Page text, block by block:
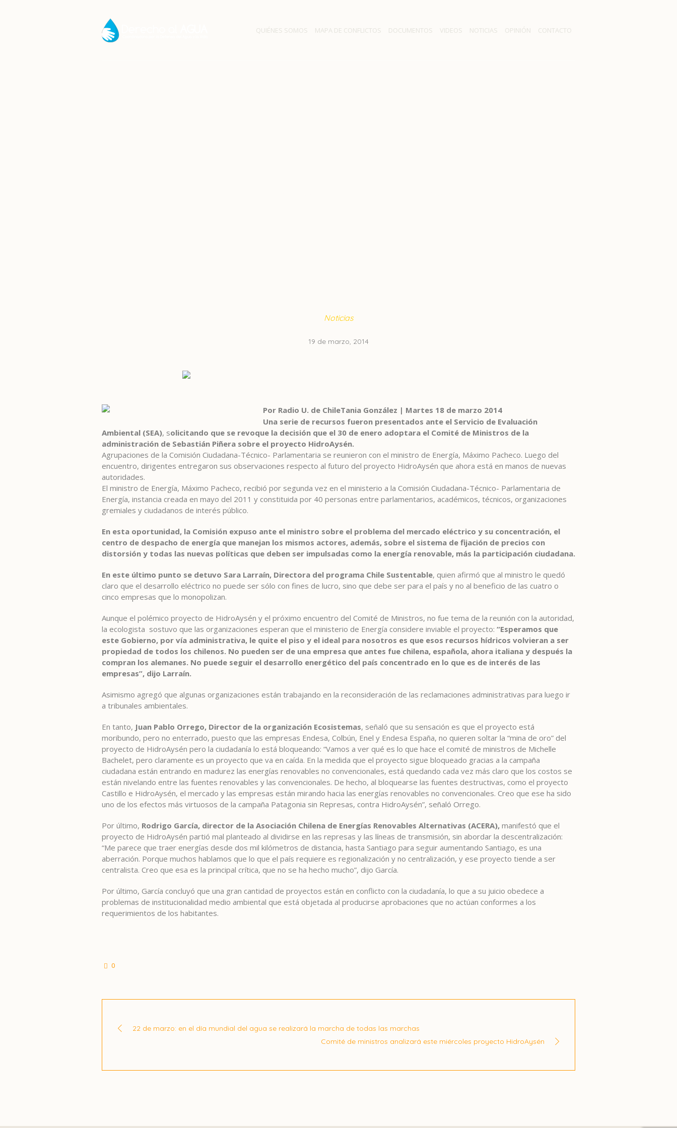
QUIÉNES SOMOS MAPA DE CONFLICTOS DOCUMENTOS VIDEOS NOTICIAS OPINIÓN CONTACTO
Noticias
19 de marzo, 2014
Por Radio U. de ChileTania González | Martes 18 de marzo 2014
Una serie de recursos fueron presentados ante el Servicio de Evaluación
Ambiental (SEA), solicitando que se revoque la decisión que el 30 de enero adoptara el Comité de Ministros de la
administración de Sebastián Piñera sobre el proyecto HidroAysén.
Agrupaciones de la Comisión Ciudadana-Técnico- Parlamentaria se reunieron con el ministro de Energía, Máximo Pacheco. Luego del
encuentro, dirigentes entregaron sus observaciones respecto al futuro del proyecto HidroAysén que ahora está en manos de nuevas
autoridades.
El ministro de Energía, Máximo Pacheco, recibió por segunda vez en el ministerio a la Comisión Ciudadana-Técnico- Parlamentaria de
Energía, instancia creada en mayo del 2011 y constituida por 40 personas entre parlamentarios, académicos, técnicos, organizaciones
gremiales y ciudadanos de interés público.
En esta oportunidad, la Comisión expuso ante el ministro sobre el problema del mercado eléctrico y su concentración, el
centro de despacho de energía que manejan los mismos actores, además, sobre el sistema de fijación de precios con
distorsión y todas las nuevas políticas que deben ser impulsadas como la energía renovable, más la participación ciudadana.
En este último punto se detuvo Sara Larraín, Directora del programa Chile Sustentable, quien afirmó que al ministro le quedó
claro que el desarrollo eléctrico no puede ser sólo con fines de lucro, sino que debe ser para el país y no al beneficio de las cuatro o
cinco empresas que lo monopolizan.
Aunque el polémico proyecto de HidroAysén y el próximo encuentro del Comité de Ministros, no fue tema de la reunión con la autoridad,
la ecologista sostuvo que las organizaciones esperan que el ministerio de Energía considere inviable el proyecto: “Esperamos que
este Gobierno, por vía administrativa, le quite el piso y el ideal para nosotros es que esos recursos hídricos volvieran a ser
propiedad de todos los chilenos. No pueden ser de una empresa que antes fue chilena, española, ahora italiana y después la
compran los alemanes. No puede seguir el desarrollo energético del país concentrado en lo que es de interés de las
empresas”, dijo Larraín.
Asimismo agregó que algunas organizaciones están trabajando en la reconsideración de las reclamaciones administrativas para luego ir
a tribunales ambientales.
En tanto, Juan Pablo Orrego, Director de la organización Ecosistemas, señaló que su sensación es que el proyecto está
moribundo, pero no enterrado, puesto que las empresas Endesa, Colbún, Enel y Endesa España, no quieren soltar la “mina de oro” del
proyecto de HidroAysén pero la ciudadanía lo está bloqueando: “Vamos a ver qué es lo que hace el comité de ministros de Michelle
Bachelet, pero claramente es un proyecto que va en caída. En la medida que el proyecto sigue bloqueado gracias a la campaña
ciudadana están entrando en madurez las energías renovables no convencionales, está quedando cada vez más claro que los costos se
están nivelando entre las fuentes renovables y las convencionales. De hecho, al bloquearse las fuentes destructivas, como el proyecto
Castillo e HidroAysén, el mercado y las empresas están mirando hacia las energías renovables no convencionales. Creo que ese ha sido
uno de los efectos más virtuosos de la campaña Patagonia sin Represas, contra HidroAysén”, señaló Orrego.
Por último, Rodrigo García, director de la Asociación Chilena de Energías Renovables Alternativas (ACERA), manifestó que el
proyecto de HidroAysén partió mal planteado al dividirse en las represas y las líneas de transmisión, sin abordar la descentralización:
“Me parece que traer energías desde dos mil kilómetros de distancia, hasta Santiago para seguir aumentando Santiago, es una
aberración. Porque muchos hablamos que lo que el país requiere es regionalización y no centralización, y ese proyecto tiende a ser
centralista. Creo que esa es la principal crítica, que no se ha hecho mucho”, dijo García.
Por último, García concluyó que una gran cantidad de proyectos están en conflicto con la ciudadanía, lo que a su juicio obedece a
problemas de institucionalidad medio ambiental que está objetada al producirse aprobaciones que no actúan conformes a los
requerimientos de los habitantes.
0
22 de marzo: en el día mundial del agua se realizará la marcha de todas las marchas
Comité de ministros analizará este miércoles proyecto HidroAysén